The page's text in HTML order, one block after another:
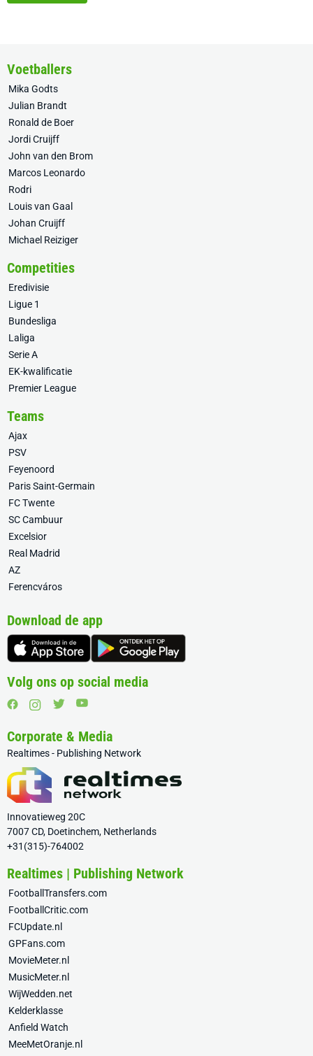
Voetballers
Mika Godts
Julian Brandt
Ronald de Boer
Jordi Cruijff
John van den Brom
Marcos Leonardo
Rodri
Louis van Gaal
Johan Cruijff
Michael Reiziger
Competities
Eredivisie
Ligue 1
Bundesliga
Laliga
Serie A
EK-kwalificatie
Premier League
Teams
Ajax
PSV
Feyenoord
Paris Saint-Germain
FC Twente
SC Cambuur
Excelsior
Real Madrid
AZ
Ferencváros
Download de app
Volg ons op social media
Corporate & Media
Realtimes - Publishing Network
Innovatieweg 20C
7007 CD, Doetinchem, Netherlands
+31(315)-764002
Realtimes | Publishing Network
FootballTransfers.com
FootballCritic.com
FCUpdate.nl
GPFans.com
MovieMeter.nl
MusicMeter.nl
WijWedden.net
Kelderklasse
Anfield Watch
MeeMetOranje.nl